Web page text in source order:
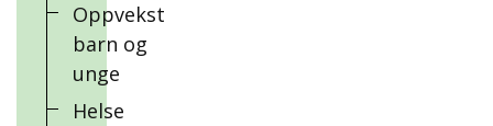
Oppvekst
barn og
unge
Helse